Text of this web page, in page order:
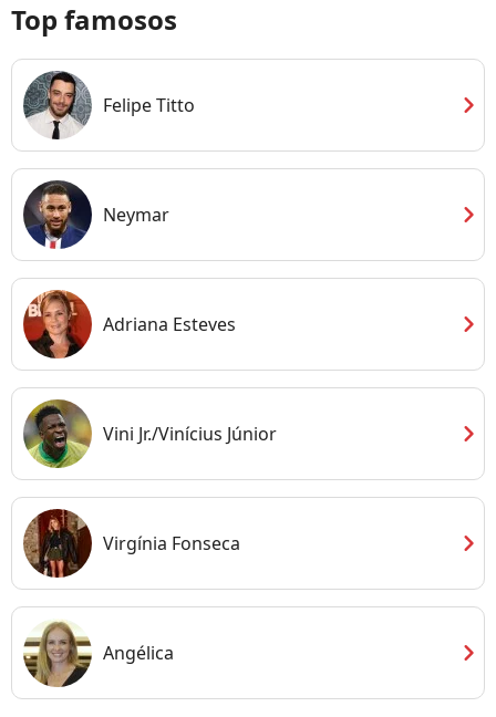
Top famosos
Felipe Titto chevron_right
Neymar chevron_right
Adriana Esteves chevron_right
Vini Jr./Vinícius Júnior chevron_right
Virgínia Fonseca chevron_right
Angélica chevron_right